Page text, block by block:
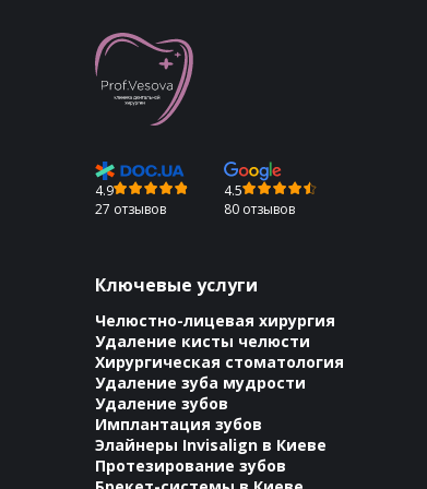
4.9
27 отзывов
4.5
80 отзывов
Ключевые услуги
Челюстно-лицевая хирургия
Удаление кисты челюсти
Хирургическая стоматология
Удаление зуба мудрости
Удаление зубов
Имплантация зубов
Элайнеры Invisalign в Киеве
Протезирование зубов